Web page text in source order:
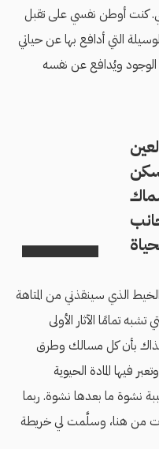
كنت أوطن نفسي على تقبل
التي أدافع بها عن حياتي
الوجود ويُدافع عن نفسه
الذي سينقذني من المتاهة
تمامًا الآثار الأولى
بأن كل مسالك وطرق
فيها المادة الحيوية
نشوة ما بعدها نشوة. ربما
من هنا، وسلَّمت لي خريطة